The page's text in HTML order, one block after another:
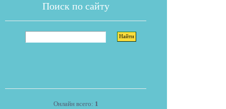
Поиск по сайту
Онлайн всего: 1